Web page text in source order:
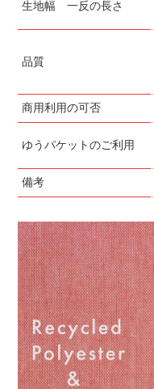
生地幅 一反の長さ
品質
商用利用の可否
ゆうパケットのご利用
備考